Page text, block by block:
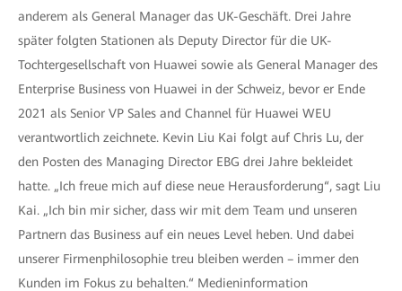
anderem als General Manager das UK-Geschäft. Drei Jahre
später folgten Stationen als Deputy Director für die UK-
Tochtergesellschaft von Huawei sowie als General Manager des
Enterprise Business von Huawei in der Schweiz, bevor er Ende
2021 als Senior VP Sales and Channel für Huawei WEU
verantwortlich zeichnete. Kevin Liu Kai folgt auf Chris Lu, der
den Posten des Managing Director EBG drei Jahre bekleidet
hatte. „Ich freue mich auf diese neue Herausforderung“, sagt Liu
Kai. „Ich bin mir sicher, dass wir mit dem Team und unseren
Partnern das Business auf ein neues Level heben. Und dabei
unserer Firmenphilosophie treu bleiben werden – immer den
Kunden im Fokus zu behalten.“ Medieninformation